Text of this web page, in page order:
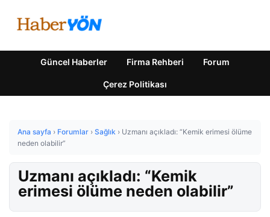
Güncel Haberler Firma Rehberi Forum
Çerez Politikası
Ana sayfa › Forumlar › Sağlık › Uzmanı açıkladı: “Kemik erimesi ölüme
neden olabilir”
Uzmanı açıkladı: “Kemik
erimesi ölüme neden olabilir”